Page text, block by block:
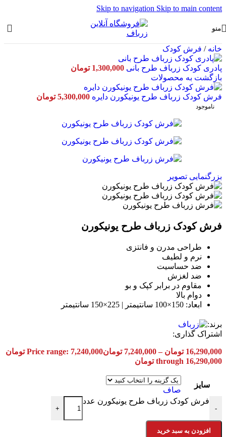
Skip to navigation Skip to main content
منو
خانه/ فرش کودک
پادری کودک زرباف طرح بانی 1,300,000 تومان
بازگشت به محصولات
فرش کودک زرباف طرح یونیکورن دایره 5,300,000 تومان
ناموجود
بزرگنمایی تصویر
فرش کودک زرباف طرح یونیکورن
طراحی مدرن و فانتزی
نرم و لطیف
ضد حساسیت
ضد لغزش
مقاوم در برابر کپک و بو
دوام بالا
ابعاد: 150×100 سانتیمتر | 225×150 سانتیمتر
برند:
اشتراک گذاری:
16,290,000 تومان –
7,240,000 تومان
Price range: 7,240,000 تومان
through 16,290,000 تومان
سایز
صاف
-
فرش کودک زرباف طرح یونیکورن عدد
+
افزودن به سبد خرید